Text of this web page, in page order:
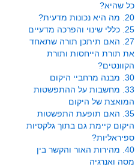
כל שהיא?
20. מה היא נכונות מדעית?
25. כללי שינוי והפרכה מדעיים
27. האם תיתכן תורה שתאחד
את תורת הייחסות ותורת
הקוונטים?
30. מבנה מרחביי היקום
33. מחשבות על ההתפשטות
המואצת של היקום
35. האם תופעת התפשטות
היקום קיימת גם בתוך גלקסיות
ספיראליות?
40. מהירות האור והקשר בין
מסה ואנרגיה